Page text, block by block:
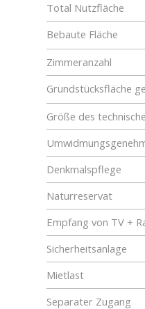
Total Nutzfläche
Bebaute Fläche
Zimmeranzahl
Grundstücksfläche
Größe des
Denkmalspflege
Naturreservat
Empfang von TV +
Sicherheitsanlage
Mietlast
Separater Zugang